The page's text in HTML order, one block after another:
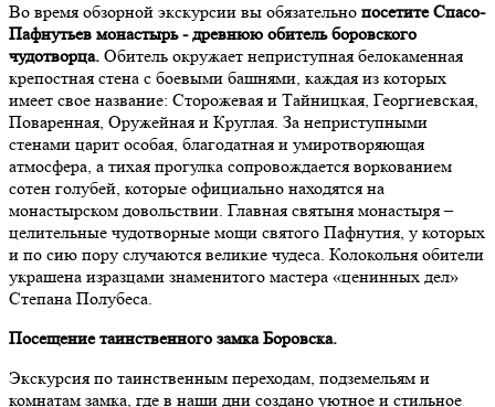
Во время обзорной экскурсии вы обязательно посетите Спасо-
Пафнутьев монастырь - древнюю обитель боровского
чудотворца. Обитель окружает неприступная белокаменная
крепостная стена с боевыми башнями, каждая из которых
имеет свое название: Сторожевая и Тайницкая, Георгиевская,
Поваренная, Оружейная и Круглая. За неприступными
стенами царит особая, благодатная и умиротворяющая
атмосфера, а тихая прогулка сопровождается воркованием
сотен голубей, которые официально находятся на
монастырском довольствии. Главная святыня монастыря –
целительные чудотворные мощи святого Пафнутия, у которых
и по сию пору случаются великие чудеса. Колокольня обители
украшена изразцами знаменитого мастера «ценинных дел»
Степана Полубеса.
Посещение таинственного замка Боровска.
Экскурсия по таинственным переходам, подземельям и
комнатам замка, где в наши дни создано уютное и стильное